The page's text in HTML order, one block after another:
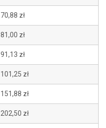
70,88 zł
81,00 zł
91,13 zł
101,25 zł
151,88 zł
202,50 zł